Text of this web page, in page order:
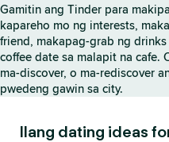
Gamitin ang Tinder para
kapareho mo ng interests,
friend, makapag-grab ng
coffee date sa malapit na cafe.
ma-discover, o ma-rediscover
pwedeng gawin sa city.
Ilang dating ideas